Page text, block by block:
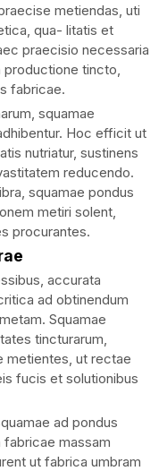
metiendas, uti
qua- litatis et
praecisio necessaria
productione tincto,
fabricae.
squamae
Hoc efficit ut
nutriatur, sustinens
reducendo.
squamae pondus
metiri solent,
procurantes.
accurata
ad obtinendum
Squamae
tincturarum,
metientes, ut rectae
fucis et solutionibus
ad pondus
massam
ut fabrica umbram